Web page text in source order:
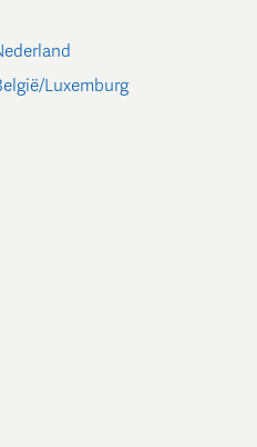
Luxemburg